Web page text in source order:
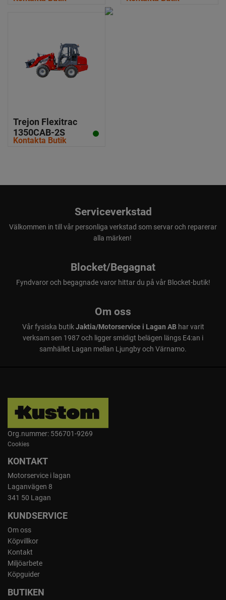
Trejon Flexitrac
1350CAB-2S
Kontakta Butik
Serviceverkstad
Välkommen in till vår personliga verkstad som servar och reparerar
alla märken!
Blocket/Begagnat
Fyndvaror och begagnade varor hittar du på vår Blocket-butik!
Om oss
Vår fysiska butikJaktia/Motorservice i Lagan ABhar varit
verksam sen 1987 och ligger smidigt belägen längs E4:an i
samhället Lagan mellan Ljungby och Värnamo.
Org.nummer: 556701-9269
Cookies
KONTAKT
Motorservice i lagan
Laganvägen 8
341 50 Lagan
KUNDSERVICE
Om oss
Köpvillkor
Kontakt
Miljöarbete
Köpguider
BUTIKEN